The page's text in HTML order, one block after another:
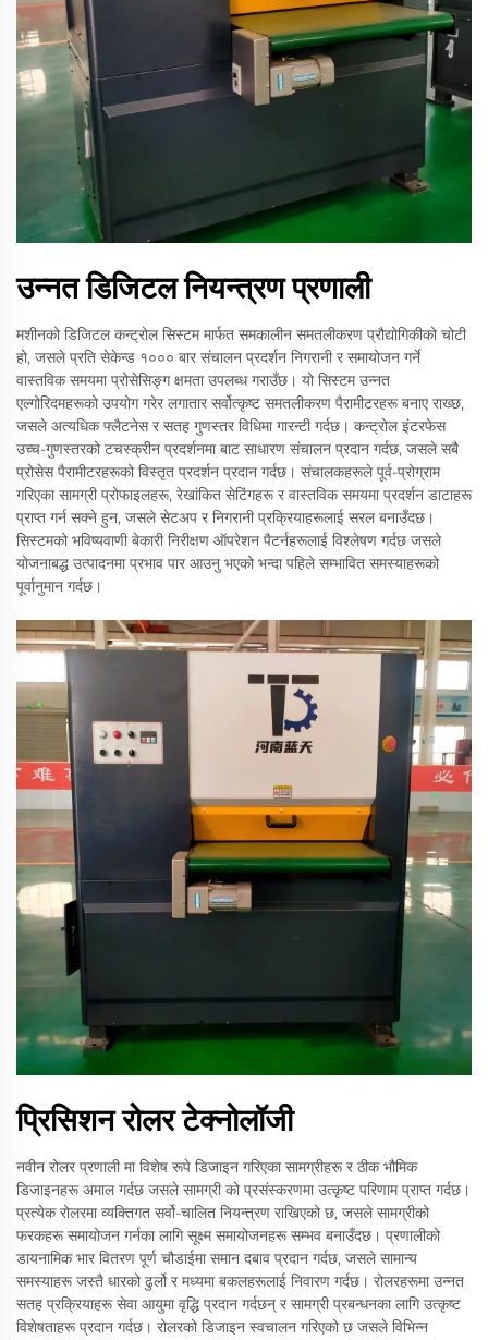
उन्नत डिजिटल नियन्त्रण प्रणाली
मशीनको डिजिटल कन्ट्रोल सिस्टम मार्फत समकालीन समतलीकरण प्रौद्योगिकीको चोटी
हो, जसले प्रति सेकेन्ड १००० बार संचालन प्रदर्शन निगरानी र समायोजन गर्ने
वास्तविक समयमा प्रोसेसिङ्ग क्षमता उपलब्ध गराउँछ। यो सिस्टम उन्नत
एल्गोरिदमहरूको उपयोग गरेर लगातार सर्वोत्कृष्ट समतलीकरण पैरामीटरहरू बनाए राख्छ,
जसले अत्यधिक फ्लैटनेस र सतह गुणस्तर विधिमा गारन्टी गर्दछ। कन्ट्रोल इंटरफेस
उच्च-गुणस्तरको टचस्क्रीन प्रदर्शनमा बाट साधारण संचालन प्रदान गर्दछ, जसले सबै
प्रोसेस पैरामीटरहरूको विस्तृत प्रदर्शन प्रदान गर्दछ। संचालकहरूले पूर्व-प्रोग्राम
गरिएका सामग्री प्रोफाइलहरू, रेखांकित सेटिंगहरू र वास्तविक समयमा प्रदर्शन डाटाहरू
प्राप्त गर्न सक्ने हुन, जसले सेटअप र निगरानी प्रक्रियाहरूलाई सरल बनाउँदछ।
सिस्टमको भविष्यवाणी बेकारी निरीक्षण ऑपरेशन पैटर्नहरूलाई विश्लेषण गर्दछ जसले
योजनाबद्ध उत्पादनमा प्रभाव पार आउनु भएको भन्दा पहिले सम्भावित समस्याहरूको
पूर्वानुमान गर्दछ।
प्रिसिशन रोलर टेक्नोलॉजी
नवीन रोलर प्रणाली मा विशेष रूपे डिजाइन गरिएका सामग्रीहरू र ठीक भौमिक
डिजाइनहरू अमाल गर्दछ जसले सामग्री को प्रसंस्करणमा उत्कृष्ट परिणाम प्राप्त गर्दछ।
प्रत्येक रोलरमा व्यक्तिगत सर्वो-चालित नियन्त्रण राखिएको छ, जसले सामग्रीको
फरकहरू समायोजन गर्नका लागि सूक्ष्म समायोजनहरू सम्भव बनाउँदछ। प्रणालीको
डायनामिक भार वितरण पूर्ण चौडाईमा समान दबाव प्रदान गर्दछ, जसले सामान्य
समस्याहरू जस्तै धारको ढुर्लो र मध्यमा बकलहरूलाई निवारण गर्दछ। रोलरहरूमा उन्नत
सतह प्रक्रियाहरू सेवा आयुमा वृद्धि प्रदान गर्दछन् र सामग्री प्रबन्धनका लागि उत्कृष्ट
विशेषताहरू प्रदान गर्दछ। रोलरको डिजाइन स्वचालन गरिएको छ जसले विभिन्न